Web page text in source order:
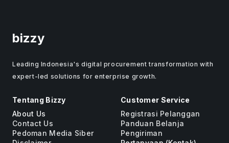
bizzy
Leading Indonesia's digital procurement transformation with
expert-led solutions for enterprise growth.
Tentang Bizzy
About Us
Contact Us
Pedoman Media Siber
Customer Service
Registrasi Pelanggan
Panduan Belanja
Pengiriman